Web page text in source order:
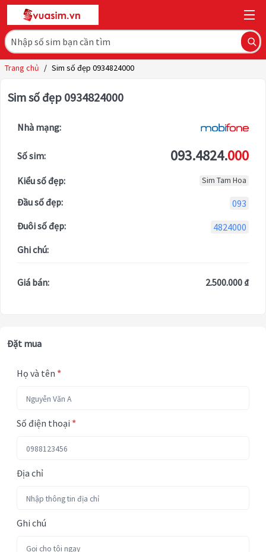
Trang chủ / Sim số đẹp 0934824000
Sim số đẹp 0934824000
Nhà mạng:
Số sim: 093.4824.000
Kiểu số đẹp: Sim Tam Hoa
Đầu số đẹp:
093
Đuôi số đẹp:
4824000
Ghi chú:
Giá bán: 2.500.000 ₫
Đặt mua
Họ và tên *
Số điện thoại *
Địa chỉ
Ghi chú